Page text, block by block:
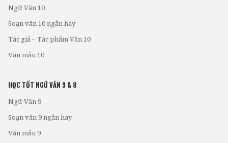
Ngữ Văn 10
Soạn văn 10 ngắn hay
Tác giả – Tác phẩm Văn 10
Văn mẫu 10
HỌC TỐT NGỮ VĂN 9 & 8
Ngữ Văn 9
Soạn văn 9 ngắn hay
Văn mẫu 9